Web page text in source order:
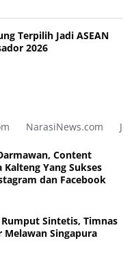
Terpilih Jadi ASEAN
2026
NarasiNews.com
Content
Yang Sukses
dan Facebook
Sintetis, Timnas
Melawan Singapura